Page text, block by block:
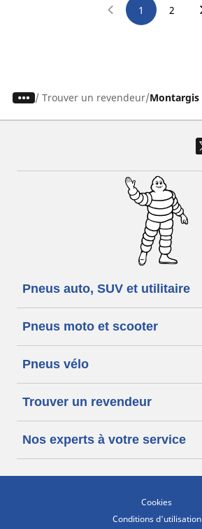
1 2
/ Trouver un revendeur Montargis
Pneus auto, SUV et utilitaire
Pneus moto et scooter
Pneus vélo
Trouver un revendeur
Nos experts à votre service
Cookies
Conditions d'utilisation